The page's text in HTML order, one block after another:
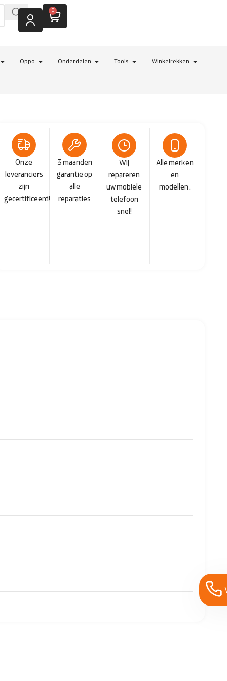
0
Oppo Onderdelen Tools
Winkelrekken
Onze
leveranciers
zijn
gecertificeerd!
3 maanden
garantie op
alle
reparaties
Wij
repareren
uw mobiele
telefoon
snel!
Alle merken
en
modellen.